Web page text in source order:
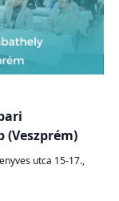
utca 15-17.,